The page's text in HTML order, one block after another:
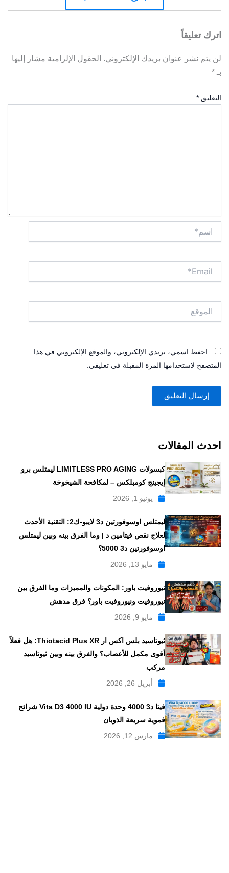
اترك تعليقاً
لن يتم نشر عنوان بريدك الإلكتروني. الحقول الإلزامية مشار إليها
بـ *
التعليق *
احفظ اسمي، بريدي الإلكتروني، والموقع الإلكتروني في هذا
المتصفح لاستخدامها المرة المقبلة في تعليقي.
احدث المقالات
كبسولات LIMITLESS PRO AGING ليمتلس برو
إيجينج كومبلكس – لمكافحة الشيخوخة
يونيو 1, 2026
ليمتلس اوسوفورتين د3 لايبو-ك2: التقنية الأحدث
لعلاج نقص فيتامين د | وما الفرق بينه وبين ليمتلس
اوسوفورتين د3 5000؟
مايو 13, 2026
نيوروفيت باور: المكونات والمميزات وما الفرق بين
نيوروفيت ونيوروفيت باور؟ فرق مدهش
مايو 9, 2026
ثيوتاسيد بلس اكس ار Thiotacid Plus XR: هل فعلاً
أقوى مكمل للأعصاب؟ والفرق بينه وبين ثيوتاسيد
مركب
أبريل 26, 2026
فيتا د3 4000 وحدة دولية Vita D3 4000 IU شرائح
فموية سريعة الذوبان
مارس 12, 2026